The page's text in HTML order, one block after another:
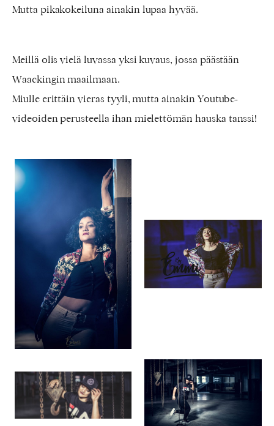
Mutta pikakokeiluna ainakin lupaa hyvää.
Meillä olis vielä luvassa yksi kuvaus, jossa päästään
Waackingin maailmaan.
Miulle erittäin vieras tyyli, mutta ainakin Youtube-
videoiden perusteella ihan mielettömän hauska tanssi!